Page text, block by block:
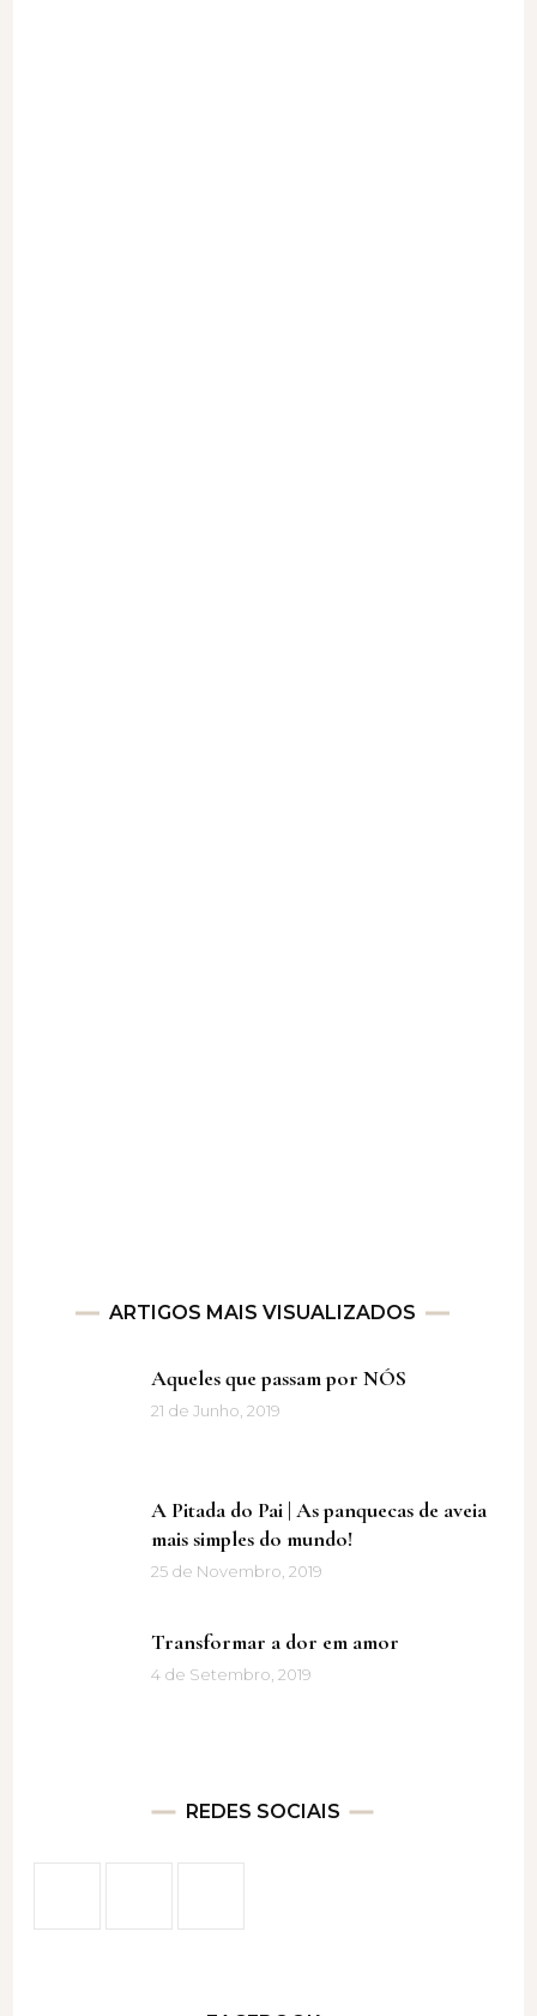
ARTIGOS MAIS VISUALIZADOS
Aqueles que passam por NÓS
21 de Junho, 2019
A Pitada do Pai | As panquecas de aveia
mais simples do mundo!
25 de Novembro, 2019
Transformar a dor em amor
4 de Setembro, 2019
REDES SOCIAIS